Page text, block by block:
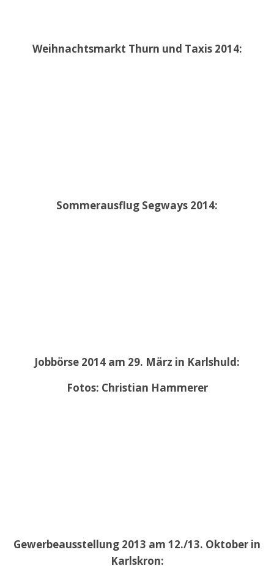
Weihnachtsmarkt Thurn und Taxis 2014:
Sommerausflug Segways 2014:
Jobbörse 2014 am 29. März in Karlshuld:
Fotos: Christian Hammerer
Gewerbeausstellung 2013 am 12./13. Oktober in
Karlskron: